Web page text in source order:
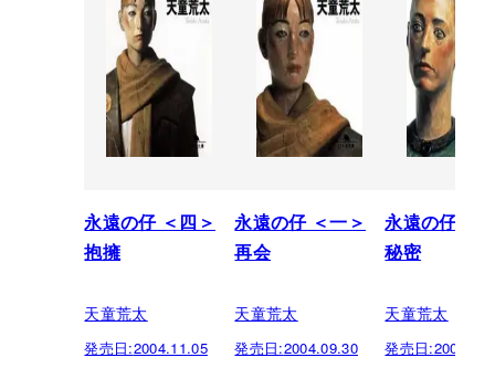
永遠の仔 ＜四＞
抱擁
天童荒太
発売日:2004.11.05
永遠の仔 ＜一＞
再会
天童荒太
発売日:2004.09.30
永遠の仔 ＜
秘密
天童荒太
発売日: